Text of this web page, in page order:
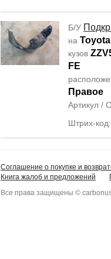
Б/У
на
кузов
FE
Правое
Артикул /
Штрих-
Соглашение о покупке и
Книга жалоб и предложений
Все права защищены ©